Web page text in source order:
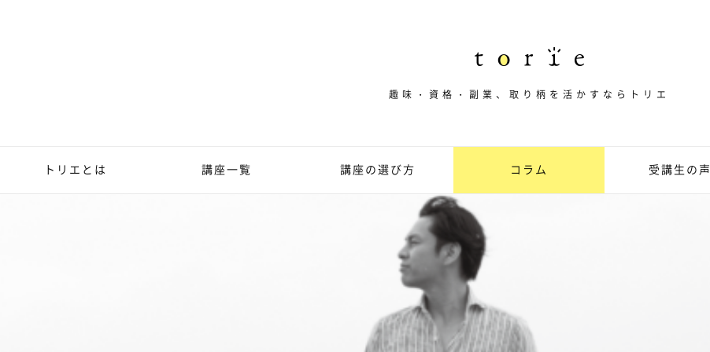
趣味・資格・副業、取り柄を活かすならトリエ
トリエとは 講座一覧 講座の選び方 コラム 受講生の声